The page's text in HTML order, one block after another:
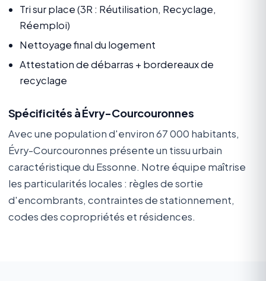
Tri sur place (3R : Réutilisation, Recyclage,
Réemploi)
Nettoyage final du logement
Attestation de débarras + bordereaux de
recyclage
Spécificités à Évry-Courcouronnes
Avec une population d'environ 67 000 habitants,
Évry-Courcouronnes présente un tissu urbain
caractéristique du Essonne. Notre équipe maîtrise
les particularités locales : règles de sortie
d'encombrants, contraintes de stationnement,
codes des copropriétés et résidences.